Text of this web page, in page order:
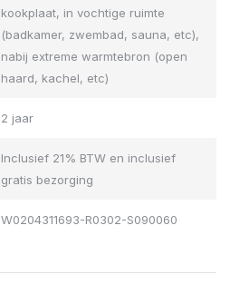
kookplaat, in vochtige ruimte
(badkamer, zwembad, sauna, etc),
nabij extreme warmtebron (open
haard, kachel, etc)
2 jaar
Inclusief 21% BTW en inclusief
gratis bezorging
W0204311693-R0302-S090060